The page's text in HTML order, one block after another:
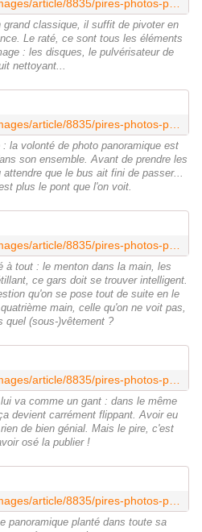
classique, il suffit de pivoter en
Le raté, ce sont tous les éléments
: les disques, le pulvérisateur de
nettoyant...
la volonté de photo panoramique est
son ensemble. Avant de prendre les
que le bus ait fini de passer...
plus le pont que l'on voit.
à tout : le menton dans la main, les
ce gars doit se trouver intelligent.
qu'on se pose tout de suite en le
main, celle qu'on ne voit pas,
quel (sous-)vêtement ?
va comme un gant : dans le même
devient carrément flippant. Avoir eu
de bien génial. Mais le pire, c'est
osé la publier !
panoramique planté dans toute sa